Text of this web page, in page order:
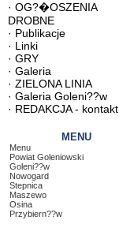
· OG?�OSZENIA
DROBNE
· Publikacje
· Linki
· GRY
· Galeria
· ZIELONA LINIA
· Galeria Goleni??w
· REDAKCJA - kontakt
MENU
Menu
Powiat Goleniowski
Goleni??w
Nowogard
Stepnica
Maszewo
Osina
Przybiern??w